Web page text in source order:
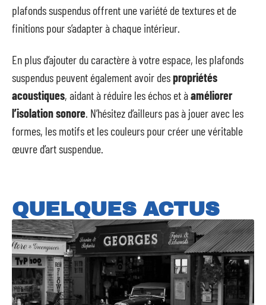
plafonds suspendus offrent une variété de textures et de
finitions pour s’adapter à chaque intérieur.
En plus d’ajouter du caractère à votre espace, les plafonds
suspendus peuvent également avoir despropriétés
acoustiques, aidant à réduire les échos et àaméliorer
l’isolation sonore . N’hésitez d’ailleurs pas à jouer avec les
formes, les motifs et les couleurs pour créer une véritable
œuvre d’art suspendue.
QUELQUES ACTUS